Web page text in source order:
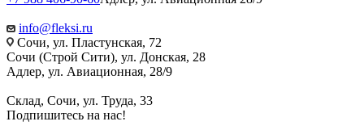
info@fleksi.ru
Сочи, ул. Пластунская, 72
Сочи (Строй Сити), ул. Донская, 28
Адлер, ул. Авиационная, 28/9
Склад, Сочи, ул. Труда, 33
Подпишитесь на нас!